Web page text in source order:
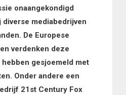
onaangekondigd
diverse mediabedrijven
De Europese
verdenken deze
gesjoemeld met
Onder andere een
21st Century Fox